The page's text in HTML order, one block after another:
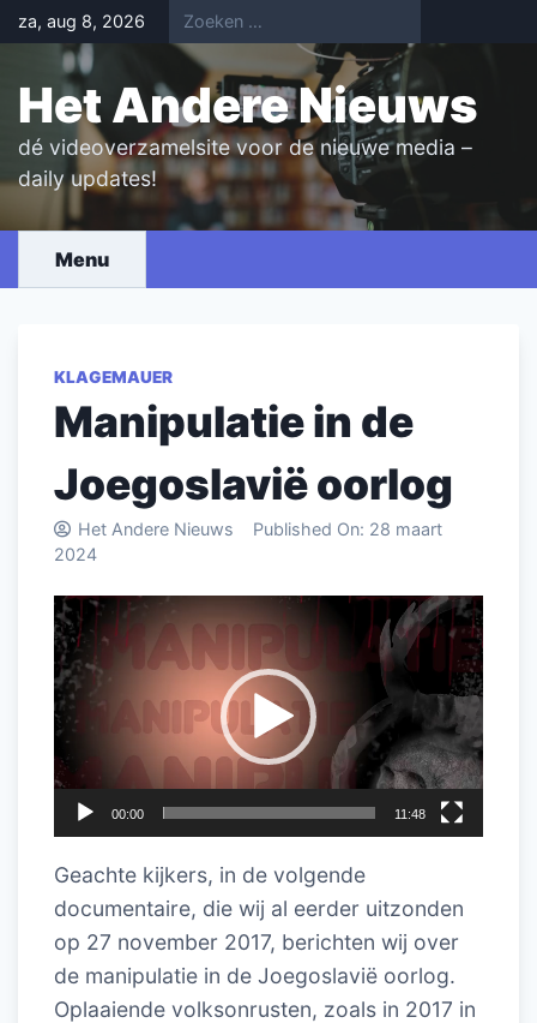
Skip
to
content
za, aug 8, 2026
Het Andere Nieuws
dé videoverzamelsite voor de nieuwe media –
daily updates!
Menu
KLAGEMAUER
Manipulatie in de
Joegoslavië oorlog
Het Andere Nieuws Published On: 28 maart
2024
Videospeler
00:00 11:48
Geachte kijkers, in de volgende
documentaire, die wij al eerder uitzonden
op 27 november 2017, berichten wij over
de manipulatie in de Joegoslavië oorlog.
Oplaaiende volksonrusten, zoals in 2017 in